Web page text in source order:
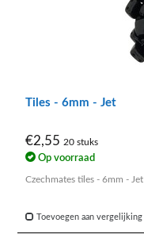
Tiles - 6mm - Jet
€2,55 20 stuks
Op voorraad
Czechmates tiles - 6mm - Jet
Toevoegen aan vergelijking